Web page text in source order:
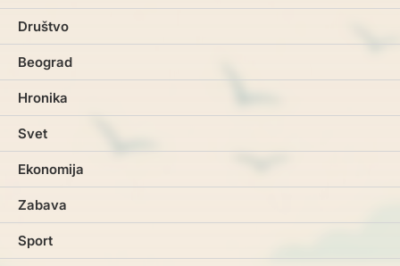
Društvo
Beograd
Hronika
Svet
Ekonomija
Zabava
Sport